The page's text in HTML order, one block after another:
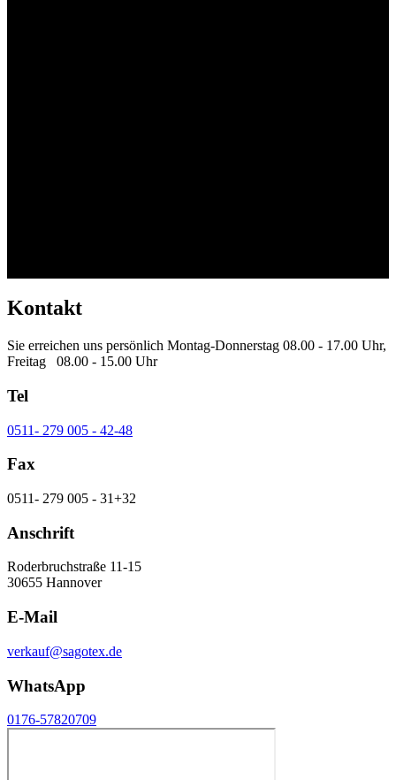
Kontakt
Sie erreichen uns persönlich Montag-Donnerstag 08.00 - 17.00 Uhr,
Freitag 08.00 - 15.00 Uhr
Tel
0511- 279 005 - 42-48
Fax
0511- 279 005 - 31+32
Anschrift
Roderbruchstraße 11-15
30655 Hannover
E-Mail
verkauf@sagotex.de
WhatsApp
0176-57820709